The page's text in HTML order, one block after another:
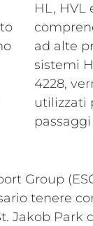
HL, HVL
ad alte
sistemi
4228,
utilizzati
Group
tenere
Jakob